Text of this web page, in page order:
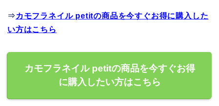
⇒ カモフラネイル petitの商品を今すぐお得に購入した
い方はこちら
カモフラネイル petitの商品を今すぐお得
に購入したい方はこちら